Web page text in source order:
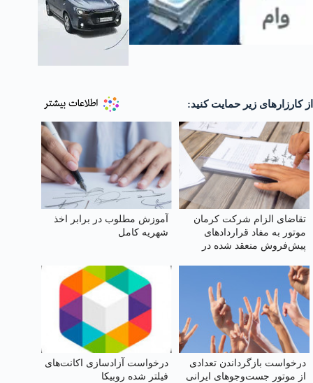
از کارزارهای زیر حمایت کنید:
تقاضای الزام شرکت کرمان
موتور به مفاد قراردادهای
پیش‌فروش منعقد شده در
آموزش مطلوب در برابر اخذ
شهریه کامل
درخواست بازگرداندن تعدادی
از موتور جست‌وجوهای ایرانی
درخواست آزادسازی اکانت‌های
فیلتر شده روبیکا